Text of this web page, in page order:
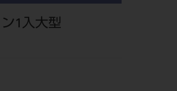
ン1入大型